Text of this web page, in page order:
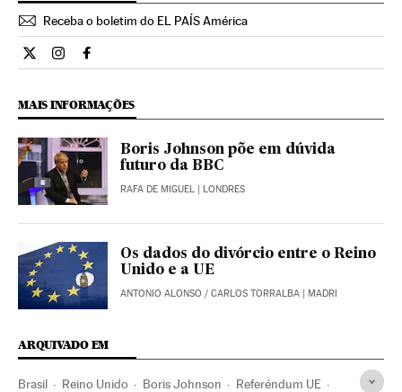
Receba o boletim do EL PAÍS América
Internacional El País Brasil en Twitter
Internacional El País Brasil en Instagram
Internacional El País Brasil en Facebook
MAIS INFORMAÇÕES
Boris Johnson põe em dúvida
futuro da BBC
RAFA DE MIGUEL | LONDRES
Os dados do divórcio entre o Reino
Unido e a UE
ANTONIO ALONSO / CARLOS TORRALBA | MADRI
ARQUIVADO EM
Brasil Reino Unido Boris Johnson Referéndum UE